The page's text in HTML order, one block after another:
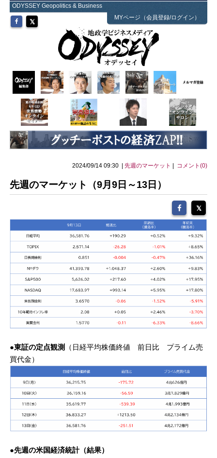
ODYSSEY Geopolitics & Business
MYページ（会員登録/ログイン）
2024/09/14 09:30 | 先週のマーケット コメント(0)
先週のマーケット（9月9日～13日）
●東証の定点観測
（日経平均株価終値 前日比 プライム売
買代金）
●先週の米国経済統計（結果）